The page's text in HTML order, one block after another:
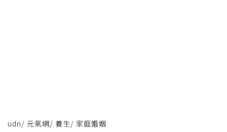
udn/ 元氣網/ 養生/ 家庭婚姻